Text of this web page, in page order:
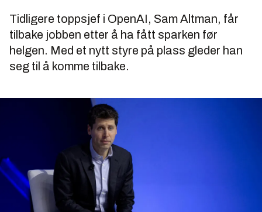
Tidligere toppsjef i OpenAI, Sam Altman, får
tilbake jobben etter å ha fått sparken før
helgen. Med et nytt styre på plass gleder han
seg til å komme tilbake.